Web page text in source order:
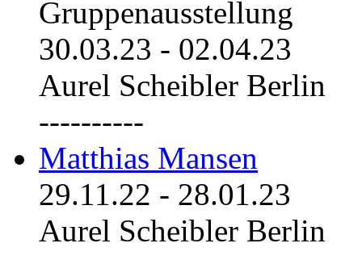
Gruppenausstellung
30.03.23 - 02.04.23
Aurel Scheibler Berlin
----------
Matthias Mansen
29.11.22 - 28.01.23
Aurel Scheibler Berlin